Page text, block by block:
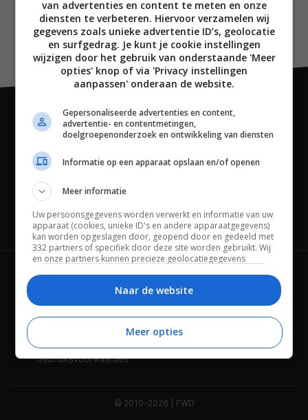
Channels
Wie is FWD Privacybeleid
Adverteren Contact
Gebruiksvoorwaarden
© 2010-2026 | FWD
van advertenties en content te meten en onze
diensten te verbeteren. Hiervoor verzamelen wij
gegevens zoals unieke advertentie ID’s, geolocatie
en surfgedrag. Je kunt je cookie instellingen
wijzigen door het gebruik van onderstaande 'Meer
opties' knop of via 'Privacy instellingen
aanpassen' onderaan de website.
Gepersonaliseerde advertenties en content,
advertentie- en contentmetingen,
doelgroepenonderzoek en ontwikkeling van diensten
Informatie op een apparaat opslaan en/of openen
Meer informatie
Uw persoonsgegevens worden verwerkt en informatie van uw
apparaat (cookies, unieke ID's en andere apparaatgegevens)
kan worden opgeslagen door, geopend door en gedeeld met
332 partners of specifiek door deze site worden gebruikt. Wij
en onze partners kunnen precieze geolocatiegegevens
Bepaalde leveranciers kunnen uw persoonsgegevens
beheren. Zoek onderaan deze pagina of in het sitemenu naar
een link om uw toestemming te beheren of in te trekken via de
privacy- en cookie-instellingen.
Naar de website
Meer opties